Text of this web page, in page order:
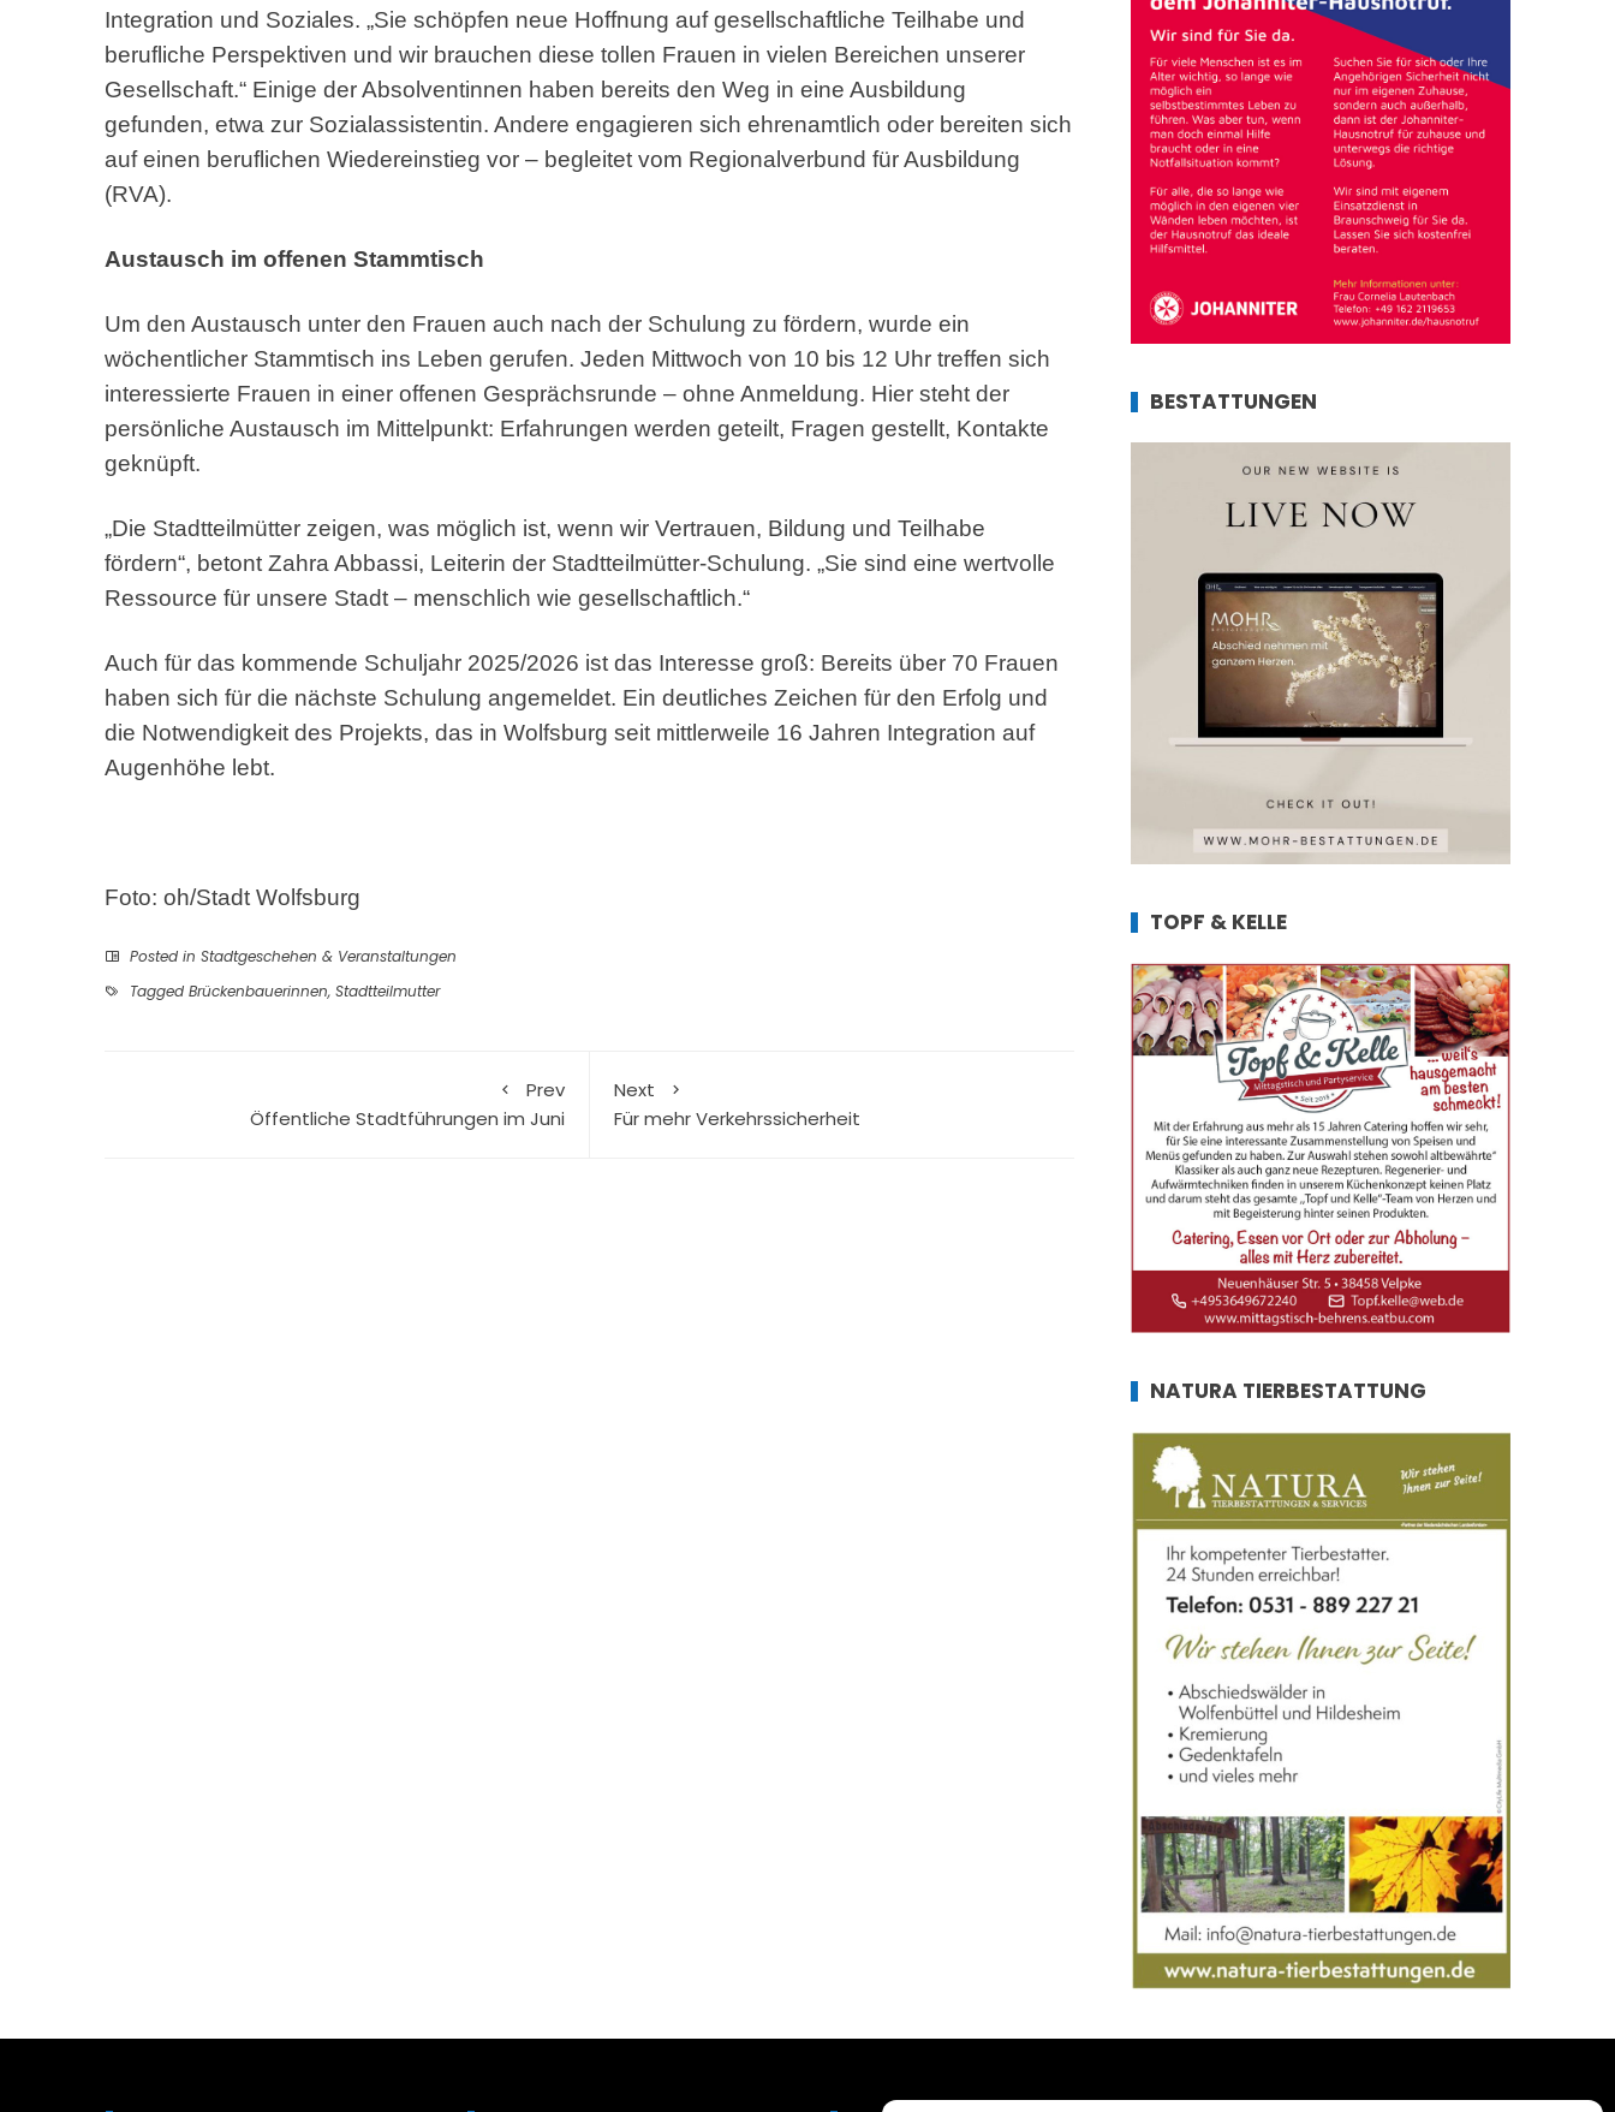
Integration und Soziales. „Sie schöpfen neue Hoffnung auf gesellschaftliche Teilhabe und
berufliche Perspektiven und wir brauchen diese tollen Frauen in vielen Bereichen unserer
Gesellschaft.“ Einige der Absolventinnen haben bereits den Weg in eine Ausbildung
gefunden, etwa zur Sozialassistentin. Andere engagieren sich ehrenamtlich oder bereiten sich
auf einen beruflichen Wiedereinstieg vor – begleitet vom Regionalverbund für Ausbildung
(RVA).
Austausch im offenen Stammtisch
Um den Austausch unter den Frauen auch nach der Schulung zu fördern, wurde ein
wöchentlicher Stammtisch ins Leben gerufen. Jeden Mittwoch von 10 bis 12 Uhr treffen sich
interessierte Frauen in einer offenen Gesprächsrunde – ohne Anmeldung. Hier steht der
persönliche Austausch im Mittelpunkt: Erfahrungen werden geteilt, Fragen gestellt, Kontakte
geknüpft.
„Die Stadtteilmütter zeigen, was möglich ist, wenn wir Vertrauen, Bildung und Teilhabe
fördern“, betont Zahra Abbassi, Leiterin der Stadtteilmütter-Schulung. „Sie sind eine wertvolle
Ressource für unsere Stadt – menschlich wie gesellschaftlich.“
Auch für das kommende Schuljahr 2025/2026 ist das Interesse groß: Bereits über 70 Frauen
haben sich für die nächste Schulung angemeldet. Ein deutliches Zeichen für den Erfolg und
die Notwendigkeit des Projekts, das in Wolfsburg seit mittlerweile 16 Jahren Integration auf
Augenhöhe lebt.
Foto: oh/Stadt Wolfsburg
Posted in Stadtgeschehen & Veranstaltungen
Tagged Brückenbauerinnen, Stadtteilmutter
Prev
Öffentliche Stadtführungen im Juni
Next
Für mehr Verkehrssicherheit
BESTATTUNGEN
TOPF & KELLE
NATURA TIERBESTATTUNG